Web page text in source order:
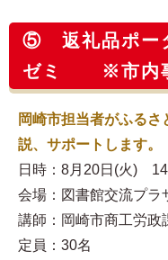
⑤ 返礼品ポー
ゼミ ※市内事
岡崎市担当者がふる
説、サポートします。
日時：8月20日(火)
会場：図書館交流プ
講師：岡崎市商工労
定員：30名